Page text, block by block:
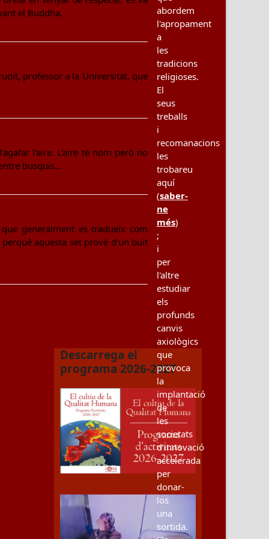
el Buddha.
professor a la Universitat, que
l'aire. L'aire té nom però no
busquis…
generalment es tradueix com
aquesta set prové d’un buit
Descarrega el
programa 2026-2027
abordem
l'apropament
a
les
tradicions
religioses.
El
seus
treballs
i
recomanacions
les
trobareu
aquí
(saber-
ne
més)
;
i
per
l'altre
estudiar
els
profunds
canvis
axiològics
que
provoca
la
implantació
de
les
societats
d’innovació
accelerada
per
donar-
los
una
sortida.